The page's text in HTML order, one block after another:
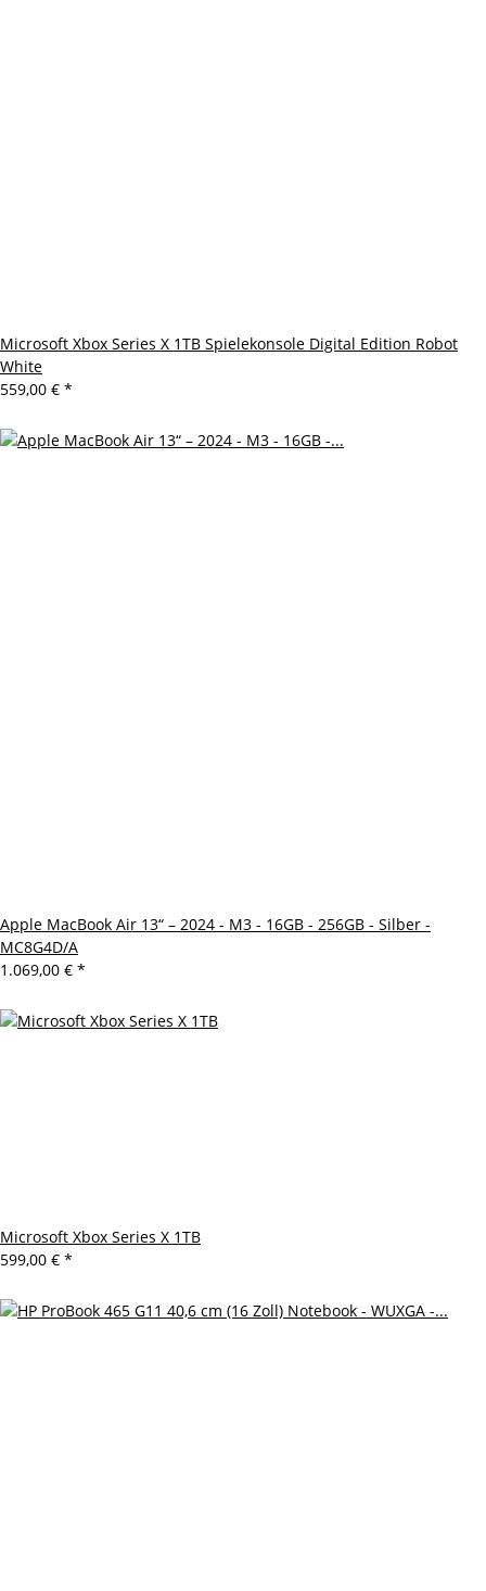
Microsoft Xbox Series X 1TB Spielekonsole Digital Edition Robot
White
559,00 € *
Apple MacBook Air 13“ – 2024 - M3 - 16GB - 256GB - Silber -
MC8G4D/A
1.069,00 € *
Microsoft Xbox Series X 1TB
599,00 € *